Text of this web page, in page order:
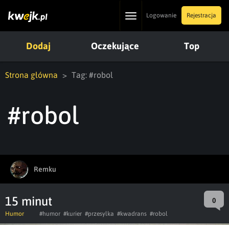
ToggleLogowanie Rejestracja
Dodaj Oczekujące Top
Strona główna Tag: #robol
#robol
Remku
15 minut 0
Humor #humor #kurier #przesylka #kwadrans #robol